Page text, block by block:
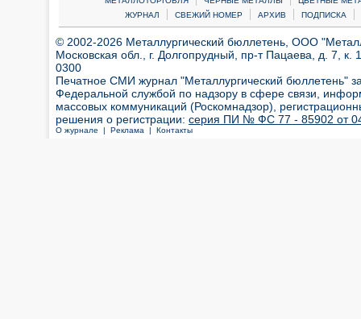
ЖУРНАЛ
| СВЕЖИЙ НОМЕР | АРХИВ | ПОДПИСКА |
© 2002-2026 Металлургический бюллетень, ООО
Московская обл., г. Долгопрудный, пр-т Пацаева, д. 7,
0300
Печатное СМИ журнал "Металлургический бюллетень"
Федеральной службой по надзору в сфере связи,
массовых коммуникаций (Роскомнадзор),
решения о регистрации: серия ПИ № ФС 77 - 85902 от 04
О журнале | Реклама | Контакты